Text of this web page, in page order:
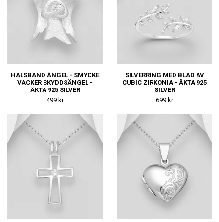
HALSBAND ÄNGEL - SMYCKE
VACKER SKYDDSÄNGEL -
ÄKTA 925 SILVER
499 kr
SILVERRING MED BLAD AV
CUBIC ZIRKONIA - ÄKTA 925
SILVER
699 kr